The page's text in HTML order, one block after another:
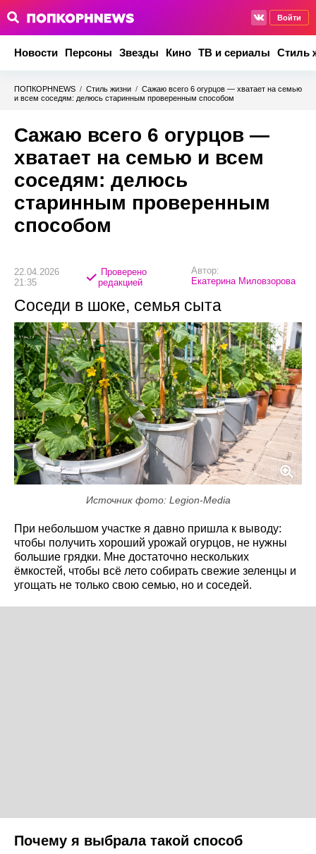
Войти
Новости Персоны Звезды Кино ТВ и сериалы Стиль
ПОПКОРНNEWS / Стиль жизни / Сажаю всего 6 огурцов — хватает на семью
и всем соседям: делюсь старинным проверенным способом
Сажаю всего 6 огурцов —
хватает на семью и всем
соседям: делюсь
старинным проверенным
способом
22.04.2026
21:35
Проверено
редакцией
Автор:
Екатерина Миловзорова
Соседи в шоке, семья сыта
Источник фото: Legion-Media
При небольшом участке я давно пришла к выводу:
чтобы получить хороший урожай огурцов, не нужны
большие грядки. Мне достаточно нескольких
ёмкостей, чтобы всё лето собирать свежие зеленцы и
угощать не только свою семью, но и соседей.
Почему я выбрала такой способ